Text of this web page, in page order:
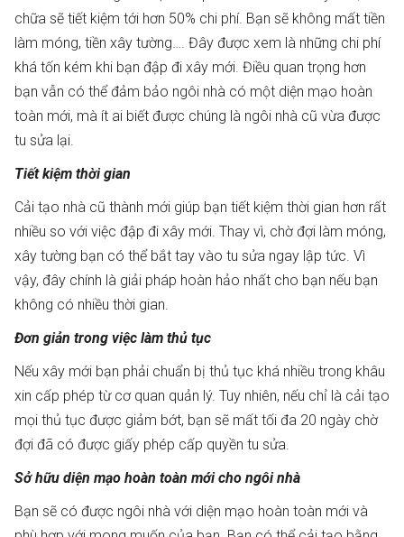
chữa sẽ tiết kiệm tới hơn 50% chi phí. Bạn sẽ không mất tiền
làm móng, tiền xây tường…. Đây được xem là những chi phí
khá tốn kém khi bạn đập đi xây mới. Điều quan trọng hơn
bạn vẫn có thể đảm bảo ngôi nhà có một diện mạo hoàn
toàn mới, mà ít ai biết được chúng là ngôi nhà cũ vừa được
tu sửa lại.
Tiết kiệm thời gian
Cải tạo nhà cũ thành mới giúp bạn tiết kiệm thời gian hơn rất
nhiều so với việc đập đi xây mới. Thay vì, chờ đợi làm móng,
xây tường bạn có thể bắt tay vào tu sửa ngay lập tức. Vì
vậy, đây chính là giải pháp hoàn hảo nhất cho bạn nếu bạn
không có nhiều thời gian.
Đơn giản trong việc làm thủ tục
Nếu xây mới bạn phải chuẩn bị thủ tục khá nhiều trong khâu
xin cấp phép từ cơ quan quản lý. Tuy nhiên, nếu chỉ là cải tạo
mọi thủ tục được giảm bớt, bạn sẽ mất tối đa 20 ngày chờ
đợi đã có được giấy phép cấp quyền tu sửa.
Sở hữu diện mạo hoàn toàn mới cho ngôi nhà
Bạn sẽ có được ngôi nhà với diện mạo hoàn toàn mới và